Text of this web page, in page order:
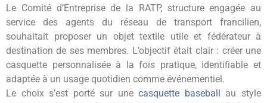
Le Comité d’Entreprise de la RATP, structure engagée au
service des agents du réseau de transport francilien,
souhaitait proposer un objet textile utile et fédérateur à
destination de ses membres. L’objectif était clair : créer une
casquette personnalisée à la fois pratique, identifiable et
adaptée à un usage quotidien comme événementiel.
Le choix s’est porté sur unecasquette baseball au style